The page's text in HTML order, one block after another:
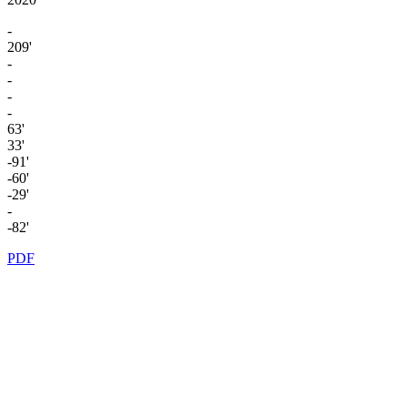
-
209'
-
-
-
-
63'
33'
-91'
-60'
-29'
-
-82'
PDF